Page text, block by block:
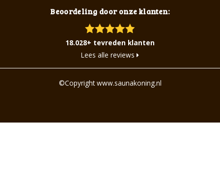
Beoordeling door onze klanten:
18.028+ tevreden klanten
Lees alle reviews
©Copyright www.saunakoning.nl